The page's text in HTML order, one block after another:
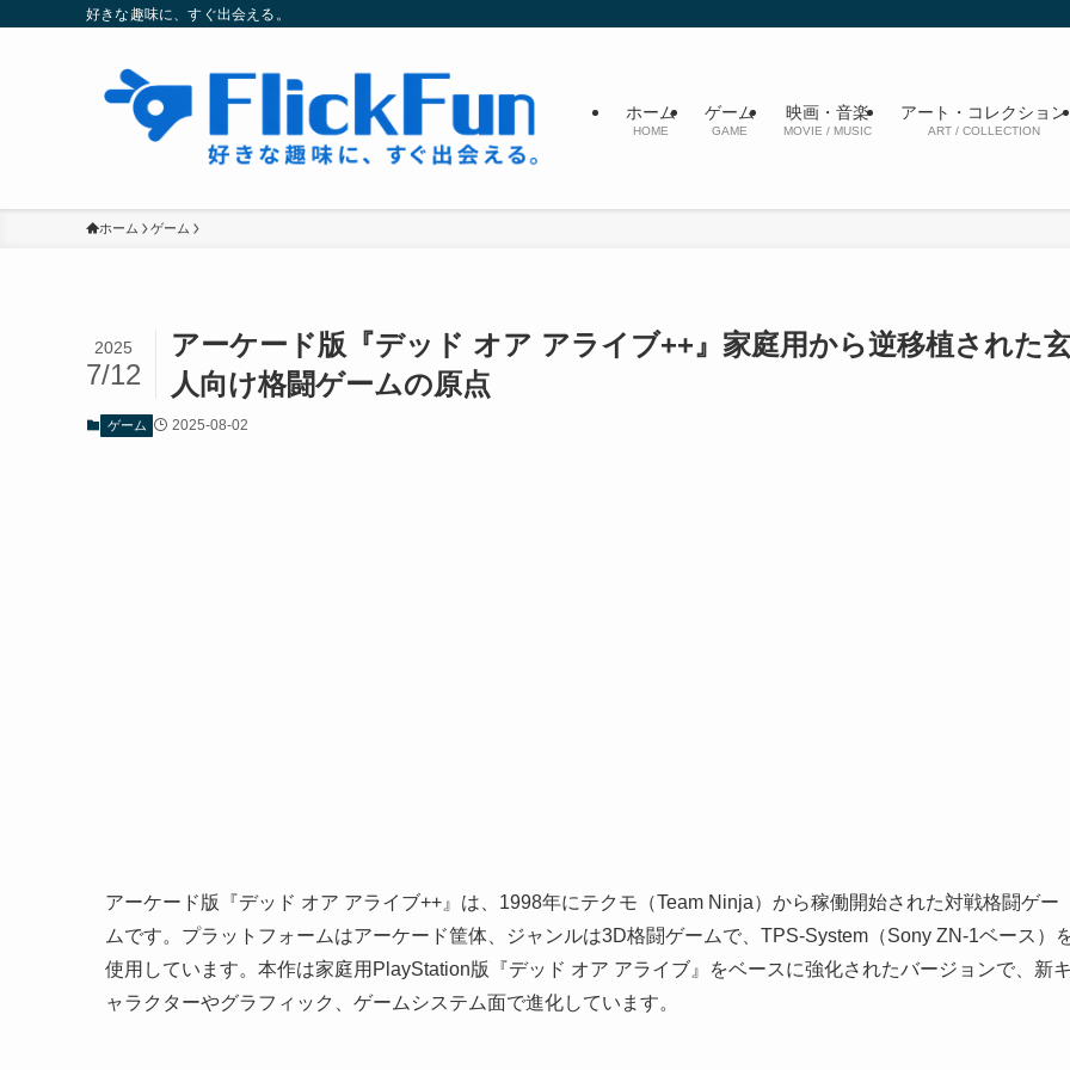
好きな趣味に、すぐ出会える。
ホーム
HOME
ゲーム
GAME
映画・音楽
MOVIE / MUSIC
アート・コレクション
ART / COLLECTION
ホーム ゲーム
アーケード版『デッド オア アライブ++』家庭用から逆移植された
人向け格闘ゲームの原点
2025
7/12
ゲーム 2025-08-02
アーケード版『デッド オア アライブ++』は、1998年にテクモ（Team Ninja）から稼働開始された対戦格闘ゲー
ムです。プラットフォームはアーケード筐体、ジャンルは3D格闘ゲームで、TPS-System（Sony ZN‑1ベース）
使用しています。本作は家庭用PlayStation版『デッド オア アライブ』をベースに強化されたバージョンで、新
ャラクターやグラフィック、ゲームシステム面で進化しています。